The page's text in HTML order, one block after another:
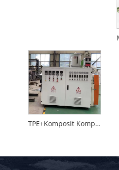
TPE+Komposit Komposit Komposit Bukan Tenung Komposit-Waterstop